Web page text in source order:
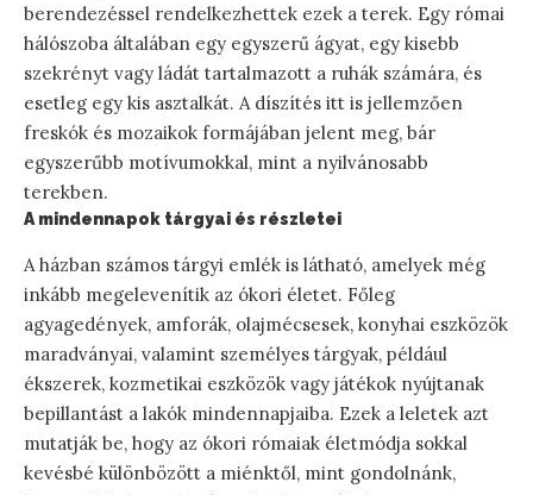
berendezéssel rendelkezhettek ezek a terek. Egy római
hálószoba általában egy egyszerű ágyat, egy kisebb
szekrényt vagy ládát tartalmazott a ruhák számára, és
esetleg egy kis asztalkát. A díszítés itt is jellemzően
freskók és mozaikok formájában jelent meg, bár
egyszerűbb motívumokkal, mint a nyilvánosabb
terekben.
A mindennapok tárgyai és részletei
A házban számos tárgyi emlék is látható, amelyek még
inkább megelevenítik az ókori életet. Főleg
agyagedények, amforák, olajmécsesek, konyhai eszközök
maradványai, valamint személyes tárgyak, például
ékszerek, kozmetikai eszközök vagy játékok nyújtanak
bepillantást a lakók mindennapjaiba. Ezek a leletek azt
mutatják be, hogy az ókori rómaiak életmódja sokkal
kevésbé különbözött a miénktől, mint gondolnánk,